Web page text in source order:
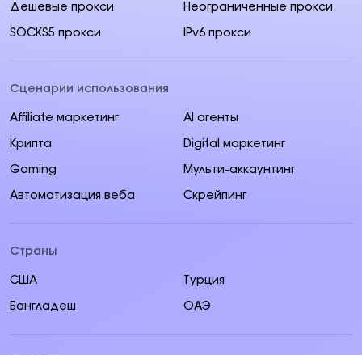
Дешевые прокси Неограниченные прокси
SOCKS5 прокси IPv6 прокси
Сценарии использования
Affiliate маркетинг AI aгенты
Крипта Digital маркетинг
Gaming Мульти-аккаунтинг
Автоматизация веба Скрейпинг
Страны
США Турция
Бангладеш ОАЭ